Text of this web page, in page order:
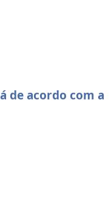
de acordo com a